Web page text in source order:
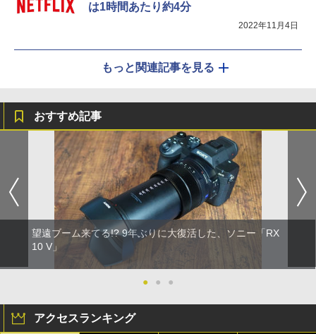
は1時間あたり約4分
2022年11月4日
もっと関連記事を見る
おすすめ記事
望遠ブーム来てる!? 9年ぶりに大復活した、ソニー「RX
10 V」
● ● ●
アクセスランキング